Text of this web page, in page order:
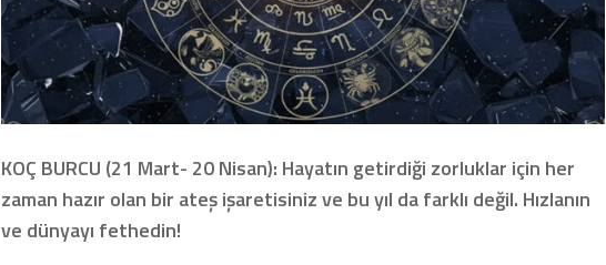
KOÇ BURCU (21 Mart- 20 Nisan): Hayatın getirdiği zorluklar için her
zaman hazır olan bir ateş işaretisiniz ve bu yıl da farklı değil. Hızlanın
ve dünyayı fethedin!